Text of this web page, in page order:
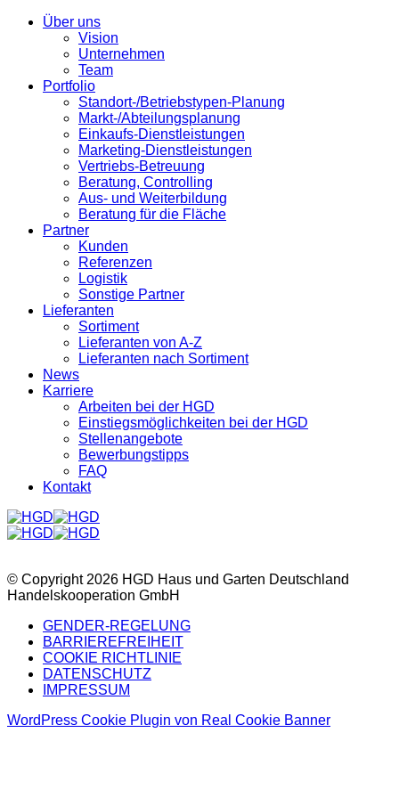
Über uns
Vision
Unternehmen
Team
Portfolio
Standort-/Betriebstypen-Planung
Markt-/Abteilungsplanung
Einkaufs-Dienstleistungen
Marketing-Dienstleistungen
Vertriebs-Betreuung
Beratung, Controlling
Aus- und Weiterbildung
Beratung für die Fläche
Partner
Kunden
Referenzen
Logistik
Sonstige Partner
Lieferanten
Sortiment
Lieferanten von A-Z
Lieferanten nach Sortiment
News
Karriere
Arbeiten bei der HGD
Einstiegsmöglichkeiten bei der HGD
Stellenangebote
Bewerbungstipps
FAQ
Kontakt
© Copyright 2026 HGD Haus und Garten Deutschland
Handelskooperation GmbH
GENDER-REGELUNG
BARRIEREFREIHEIT
COOKIE RICHTLINIE
DATENSCHUTZ
IMPRESSUM
WordPress Cookie Plugin von Real Cookie Banner